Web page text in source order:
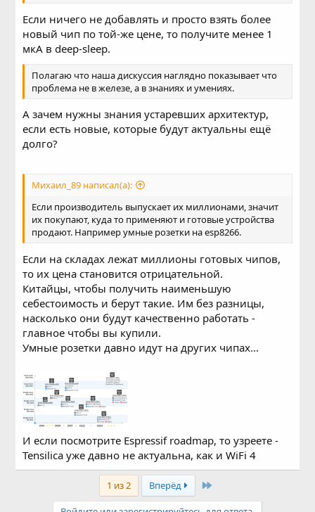
Если ничего не добавлять и просто взять более
новый чип по той-же цене, то получите менее 1
мкА в deep-sleep.
Полагаю что наша дискуссия наглядно показывает что
проблема не в железе, а в знаниях и умениях.
А зачем нужны знания устаревших архитектур,
если есть новые, которые будут актуальны ещё
долго?
Михаил_89 написал(а):
Если производитель выпускает их миллионами, значит
их покупают, куда то применяют и готовые устройства
продают. Например умные розетки на esp8266.
Если на складах лежат миллионы готовых чипов,
то их цена становится отрицательной.
Китайцы, чтобы получить наименьшую
себестоимость и берут такие. Им без разницы,
насколько они будут качественно работать -
главное чтобы вы купили.
Умные розетки давно идут на других чипах...
И если посмотрите Espressif roadmap, то узреете -
Tensilica уже давно не актуальна, как и WiFi 4
1 из 2 Вперёд Last